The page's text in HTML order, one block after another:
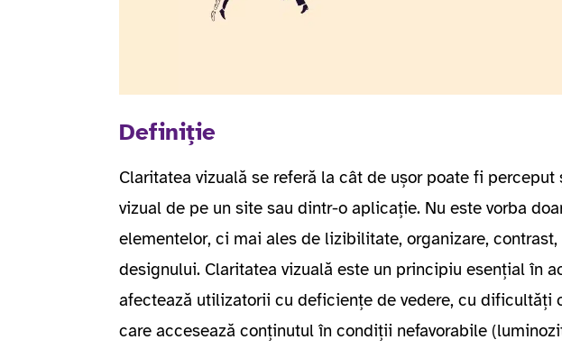
Definiție
Claritatea vizuală se referă la cât de ușor poate fi
vizual de pe un site sau dintr-o aplicație. Nu este vorba
elementelor, ci mai ales de lizibilitate, organizare,
designului. Claritatea vizuală este un principiu esențial în
afectează utilizatorii cu deficiențe de vedere, cu dificultăți
care accesează conținutul în condiții nefavorabile